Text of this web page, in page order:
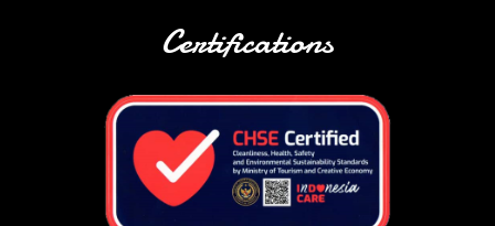
Certifications